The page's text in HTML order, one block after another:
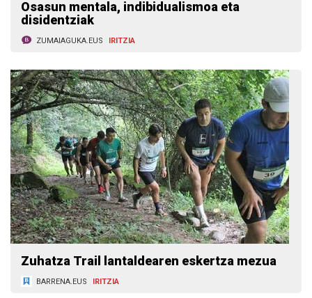
Osasun mentala, indibidualismoa eta
disidentziak
ZUMAIAGUKA.EUS IRITZIA
Zuhatza Trail lantaldearen eskertza mezua
BARRENA.EUS IRITZIA